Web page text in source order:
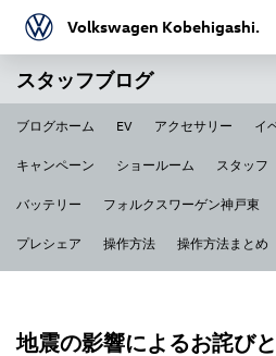
Volkswagen Kobehigashi.
スタッフブログ
ブログホーム EV アクセサリー イ
キャンペーン ショールーム スタッフ
バッテリー フォルクスワーゲン神戸東
プレシェア 操作方法 操作方法まとめ
地震の影響によるお詫び